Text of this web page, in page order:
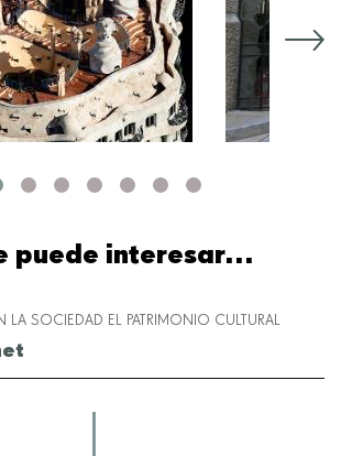
puede interesar...
SOCIEDAD EL PATRIMONIO CULTURAL